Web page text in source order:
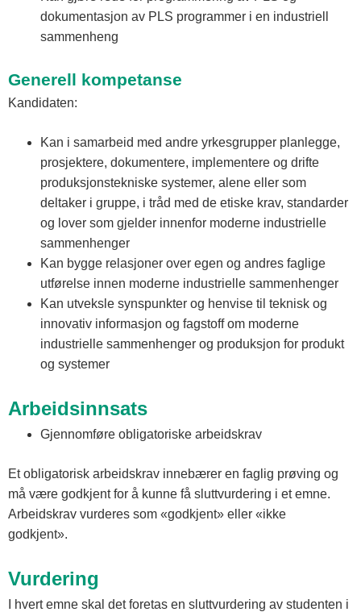
dokumentasjon av PLS programmer i en industriell
sammenheng
Generell kompetanse
Kandidaten:
Kan i samarbeid med andre yrkesgrupper planlegge,
prosjektere, dokumentere, implementere og drifte
produksjonstekniske systemer, alene eller som
deltaker i gruppe, i tråd med de etiske krav, standarder
og lover som gjelder innenfor moderne industrielle
sammenhenger
Kan bygge relasjoner over egen og andres faglige
utførelse innen moderne industrielle sammenhenger
Kan utveksle synspunkter og henvise til teknisk og
innovativ informasjon og fagstoff om moderne
industrielle sammenhenger og produksjon for produkt
og systemer
Arbeidsinnsats
Gjennomføre obligatoriske arbeidskrav
Et obligatorisk arbeidskrav innebærer en faglig prøving og
må være godkjent for å kunne få sluttvurdering i et emne.
Arbeidskrav vurderes som «godkjent» eller «ikke
godkjent».
Vurdering
I hvert emne skal det foretas en sluttvurdering av studenten i